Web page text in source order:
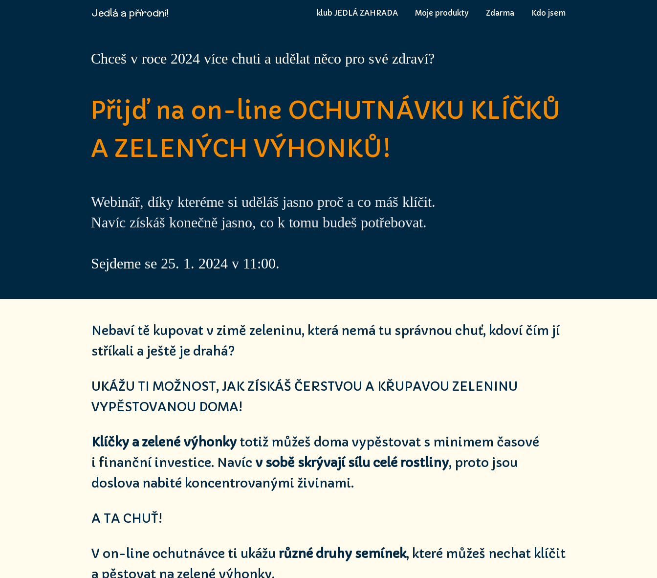
Jedlá a přírodní! klub JEDLÁ ZAHRADA Moje produkty Zdarma Kdo jsem
Chceš v roce 2024 více chuti a udělat něco pro své zdraví?
Přijď na on-line OCHUTNÁVKU KLÍČKŮ
A ZELENÝCH VÝHONKŮ!
Webinář, díky kteréme si uděláš jasno proč a co máš klíčit.
Navíc získáš konečně jasno, co k tomu budeš potřebovat.
Sejdeme se 25. 1. 2024 v 11:00.
Nebaví tě kupovat v zimě zeleninu, která nemá tu správnou chuť, kdoví čím jí
stříkali a ještě je drahá?
UKÁŽU TI MOŽNOST, JAK ZÍSKÁŠ ČERSTVOU A KŘUPAVOU ZELENINU
VYPĚSTOVANOU DOMA!
Klíčky a zelené výhonky totiž můžeš doma vypěstovat s minimem časové
i finanční investice. Navíc v sobě skrývají sílu celé rostliny, proto jsou
doslova nabité koncentrovanými živinami.
A TA CHUŤ!
V on-line ochutnávce ti ukážu různé druhy semínek, které můžeš nechat klíčit
a pěstovat na zelené výhonky.